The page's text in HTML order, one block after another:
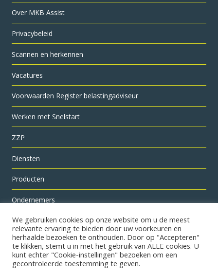
Over MKB Assist
Privacybeleid
Scannen en herkennen
Vacatures
Voorwaarden Register belastingadviseur
Werken met Snelstart
ZZP
Diensten
Producten
Ondernemers
Nieuws
Starters
Contact opnemen
We gebruiken cookies op onze website om u de meest
relevante ervaring te bieden door uw voorkeuren en
herhaalde bezoeken te onthouden. Door op "Accepteren"
te klikken, stemt u in met het gebruik van ALLE cookies. U
kunt echter "Cookie-instellingen" bezoeken om een ​​
gecontroleerde toestemming te geven.